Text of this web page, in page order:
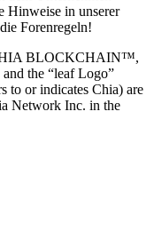
in unserer
Forenregeln!
BLOCKCHAIN™,
the “leaf Logo”
to or indicates Chia) are
Network Inc. in the